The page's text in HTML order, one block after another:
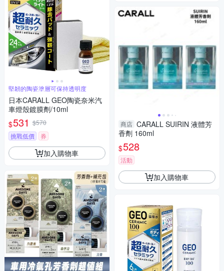
堅韌的陶瓷塗層可保持透明度
日本CARALL GEO陶瓷奈米汽
車燈殼鍍膜劑/10ml
$531 $570
挑戰低價
券
加入購物車
商店 CARALL SUIRIN 液體芳
香劑 160ml
$528
活動
加入購物車